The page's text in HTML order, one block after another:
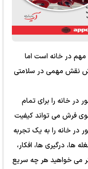
در خانه است اما
نقش مهمی در سلامتی
خانه را برای تمام
فرش می تواند کیفیت
در خانه را به یک تجربه
ها، درگیری ها، افکار،
می خواهید هر چه سریع